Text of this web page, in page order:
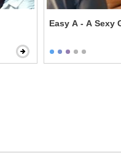
Easy A - A Sexy